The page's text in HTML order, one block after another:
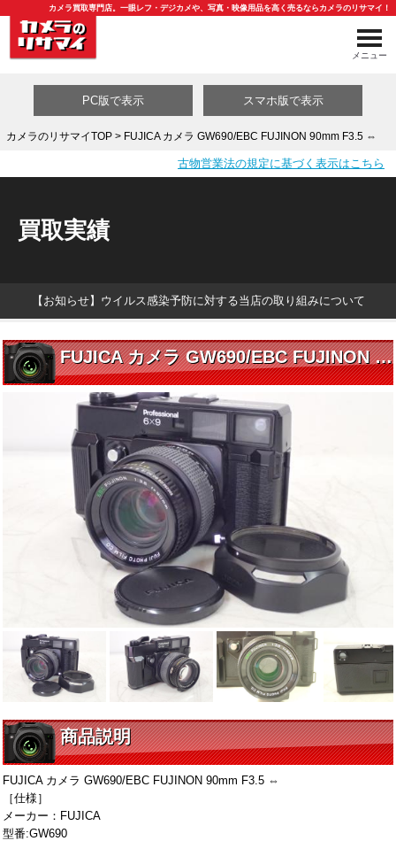
カメラ買取専門店。一眼レフ・デジカメや、写真・映像用品を高く売るならカメラのリサマイ！
メニュー
買取カテゴリ一覧
PC版で表示 スマホ版で表示
カメラのリサマイTOP> FUJICA カメラ GW690/EBC FUJINON 90mm F3.5 ⇔
古物営業法の規定に基づく表示はこちら
買取実績
【お知らせ】ウイルス感染予防に対する当店の取り組みについて
FUJICA カメラ GW690/EBC FUJINON 90mm F3.5 ⇔
商品説明
FUJICA カメラ GW690/EBC FUJINON 90mm F3.5 ⇔
［仕様］
メーカー：FUJICA
型番:GW690